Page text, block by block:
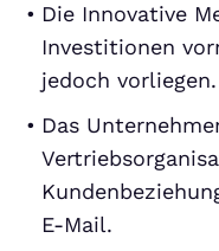
Die Innovative
Investitionen
jedoch vorliegen.
Das
E-Mail.